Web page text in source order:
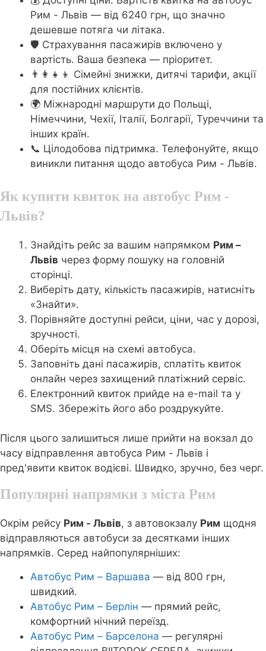
Рим - Львів — від 6240 грн, що значно
дешевше потяга чи літака.
🛡️ Страхування пасажирів включено у
вартість. Ваша безпека — пріоритет.
👨‍👩‍👧‍👦 Сімейні знижки, дитячі тарифи, акції
для постійних клієнтів.
🌍 Міжнародні маршрути до Польщі,
Німеччини, Чехії, Італії, Болгарії, Туреччини та
інших країн.
📞 Цілодобова підтримка. Телефонуйте, якщо
виникли питання щодо автобуса Рим - Львів.
Як купити квиток на автобус Рим -
Львів?
Знайдіть рейс за вашим напрямком Рим –
Львів через форму пошуку на головній
сторінці.
Виберіть дату, кількість пасажирів, натисніть
«Знайти».
Порівняйте доступні рейси, ціни, час у дорозі,
зручності.
Оберіть місця на схемі автобуса.
Заповніть дані пасажирів, сплатіть квиток
онлайн через захищений платіжний сервіс.
Електронний квиток прийде на e-mail та у
SMS. Збережіть його або роздрукуйте.
Після цього залишиться лише прийти на вокзал до
часу відправлення автобуса Рим - Львів і
пред'явити квиток водієві. Швидко, зручно, без черг.
Популярні напрямки з міста Рим
Окрім рейсу Рим - Львів, з автовокзалу Рим щодня
відправляються автобуси за десятками інших
напрямків. Серед найпопулярніших:
Автобус Рим – Варшава — від 800 грн,
швидкий.
Автобус Рим – Берлін — прямий рейс,
комфортний нічний переїзд.
Автобус Рим – Барселона — регулярні